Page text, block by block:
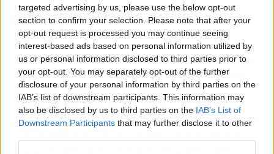
targeted advertising by us, please use the below opt-out
section to confirm your selection. Please note that after your
opt-out request is processed you may continue seeing
interest-based ads based on personal information utilized by
us or personal information disclosed to third parties prior to
your opt-out. You may separately opt-out of the further
disclosure of your personal information by third parties on the
IAB’s list of downstream participants. This information may
also be disclosed by us to third parties on the IAB’s List of
Downstream Participants that may further disclose it to other
El ejemplo de Gullón y su Gama
Zero Sin Azúcares
El aumento de la popularidad de las galletas sin
azúcar es una expresión del creciente interés
de los consumidores en adoptar una
alimentación más equilibrada. Gullón
constituye un ejemplo claro de cómo una marca